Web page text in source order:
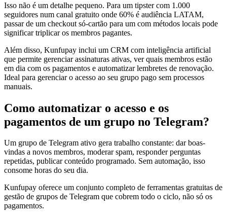
Isso não é um detalhe pequeno. Para um tipster com 1.000
seguidores num canal gratuito onde 60% é audiência LATAM,
passar de um checkout só-cartão para um com métodos locais pode
significar triplicar os membros pagantes.
Além disso, Kunfupay inclui um CRM com inteligência artificial
que permite gerenciar assinaturas ativas, ver quais membros estão
em dia com os pagamentos e automatizar lembretes de renovação.
Ideal para gerenciar o acesso ao seu grupo pago sem processos
manuais.
Como automatizar o acesso e os
pagamentos de um grupo no Telegram?
Um grupo de Telegram ativo gera trabalho constante: dar boas-
vindas a novos membros, moderar spam, responder perguntas
repetidas, publicar conteúdo programado. Sem automação, isso
consome horas do seu dia.
Kunfupay oferece um conjunto completo de ferramentas gratuitas de
gestão de grupos de Telegram que cobrem todo o ciclo, não só os
pagamentos.